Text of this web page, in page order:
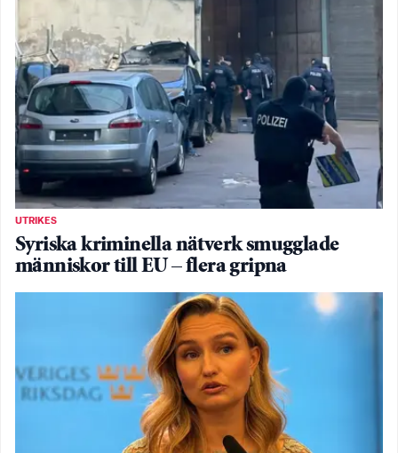
UTRIKES
Syriska kriminella nätverk smugglade
människor till EU – flera gripna